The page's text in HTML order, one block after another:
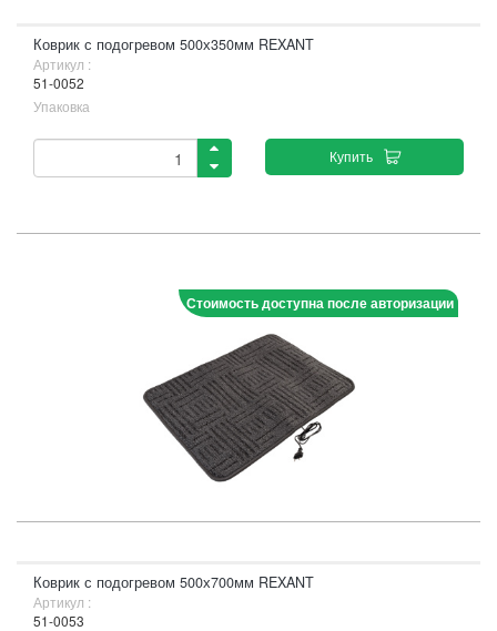
Коврик с подогревом 500х350мм REXANT
Артикул :
51-0052
Упаковка
Купить
Стоимость доступна после авторизации
Коврик с подогревом 500х700мм REXANT
Артикул :
51-0053